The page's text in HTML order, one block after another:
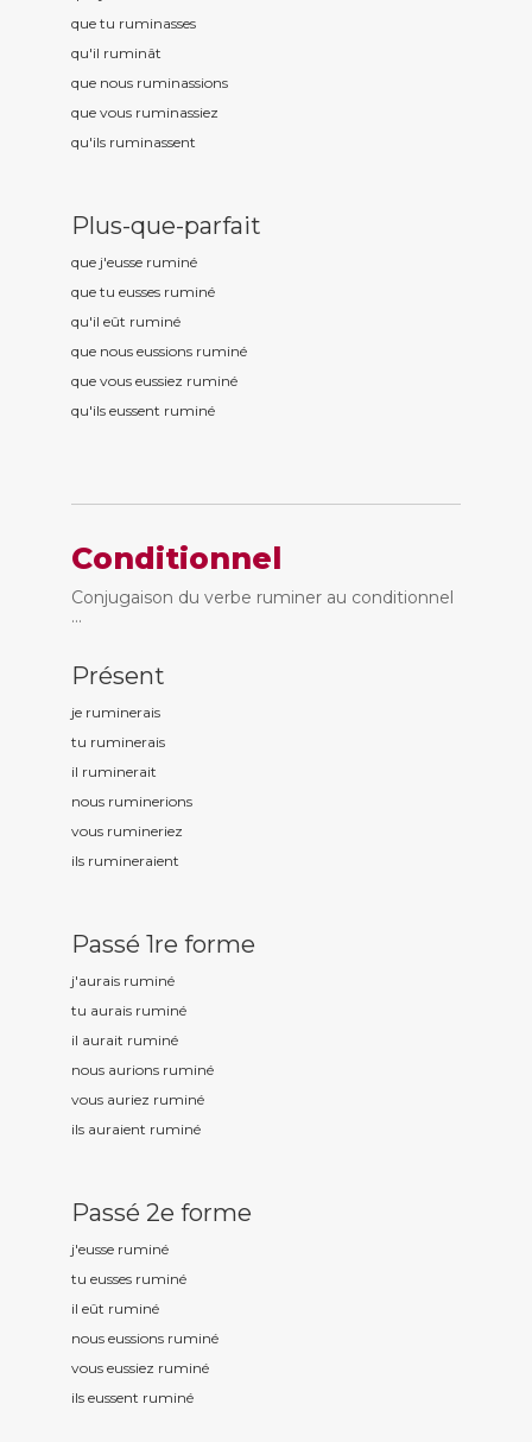
que tu ruminasses
qu'il ruminât
que nous ruminassions
que vous ruminassiez
qu'ils ruminassent
Plus-que-parfait
que j'eusse ruminé
que tu eusses ruminé
qu'il eût ruminé
que nous eussions ruminé
que vous eussiez ruminé
qu'ils eussent ruminé
Conditionnel
Conjugaison du verbe ruminer au conditionnel
...
Présent
je ruminerais
tu ruminerais
il ruminerait
nous ruminerions
vous rumineriez
ils rumineraient
Passé 1re forme
j'aurais ruminé
tu aurais ruminé
il aurait ruminé
nous aurions ruminé
vous auriez ruminé
ils auraient ruminé
Passé 2e forme
j'eusse ruminé
tu eusses ruminé
il eût ruminé
nous eussions ruminé
vous eussiez ruminé
ils eussent ruminé